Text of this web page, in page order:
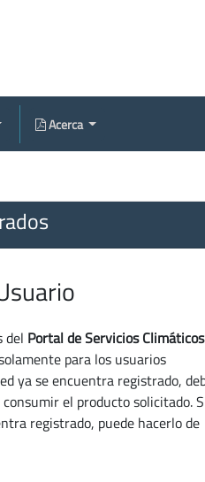
Acerca
del Portal de Servicios Climáticos
para los usuarios
ya se encuentra registrado,
el producto solicitado.
registrado, puede hacerlo de